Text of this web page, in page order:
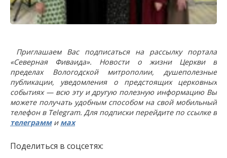
Приглашаем Вас подписаться на рассылку портала
«Северная Фиваида». Новости о жизни Церкви в
пределах Вологодской митрополии, душеполезные
публикации, уведомления о предстоящих церковных
событиях — всю эту и другую полезную информацию Вы
можете получать удобным способом на свой мобильный
телефон в Telegram. Для подписки перейдите по ссылке в
телеграмми мах
Поделиться в соцсетях: